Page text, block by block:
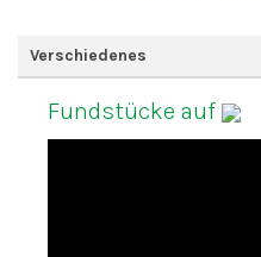
Verschiedenes
Fundstücke auf